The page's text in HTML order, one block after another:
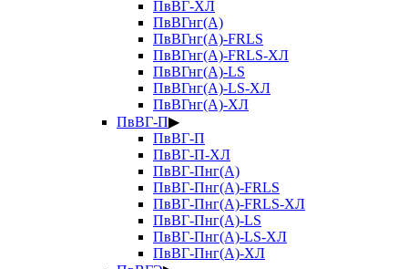
ПвВГ-ХЛ
ПвВГнг(А)
ПвВГнг(А)-FRLS
ПвВГнг(А)-FRLS-ХЛ
ПвВГнг(А)-LS
ПвВГнг(А)-LS-ХЛ
ПвВГнг(А)-ХЛ
ПвВГ-П▶
ПвВГ-П
ПвВГ-П-ХЛ
ПвВГ-Пнг(А)
ПвВГ-Пнг(А)-FRLS
ПвВГ-Пнг(А)-FRLS-ХЛ
ПвВГ-Пнг(А)-LS
ПвВГ-Пнг(А)-LS-ХЛ
ПвВГ-Пнг(А)-ХЛ